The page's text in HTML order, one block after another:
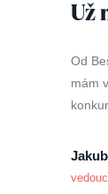
Už
Od
mám